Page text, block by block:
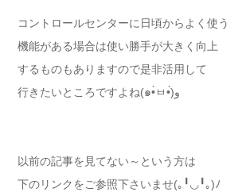
コントロールセンターに日頃からよく使う
機能がある場合は使い勝手が大きく向上
するものもありますので是非活用して
行きたいところですよね(๑•̀ㅂ•́)و
以前の記事を見てない～という方は
下のリンクをご参照下さいませ(｡╹◡╹｡)ﾉ